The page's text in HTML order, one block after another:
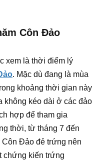
Côn Đảo
xem là thời điểm lý
. Mặc dù đang là mùa
khoảng thời gian này
không kéo dài ở các đảo
hợp để tham gia
thời, từ tháng 7 đến
Đảo đẻ trứng nên
chứng kiến trứng